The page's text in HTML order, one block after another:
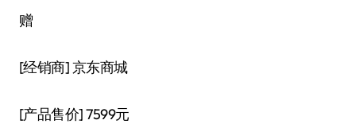
赠
[经销商]京东商城
[产品售价]7599元